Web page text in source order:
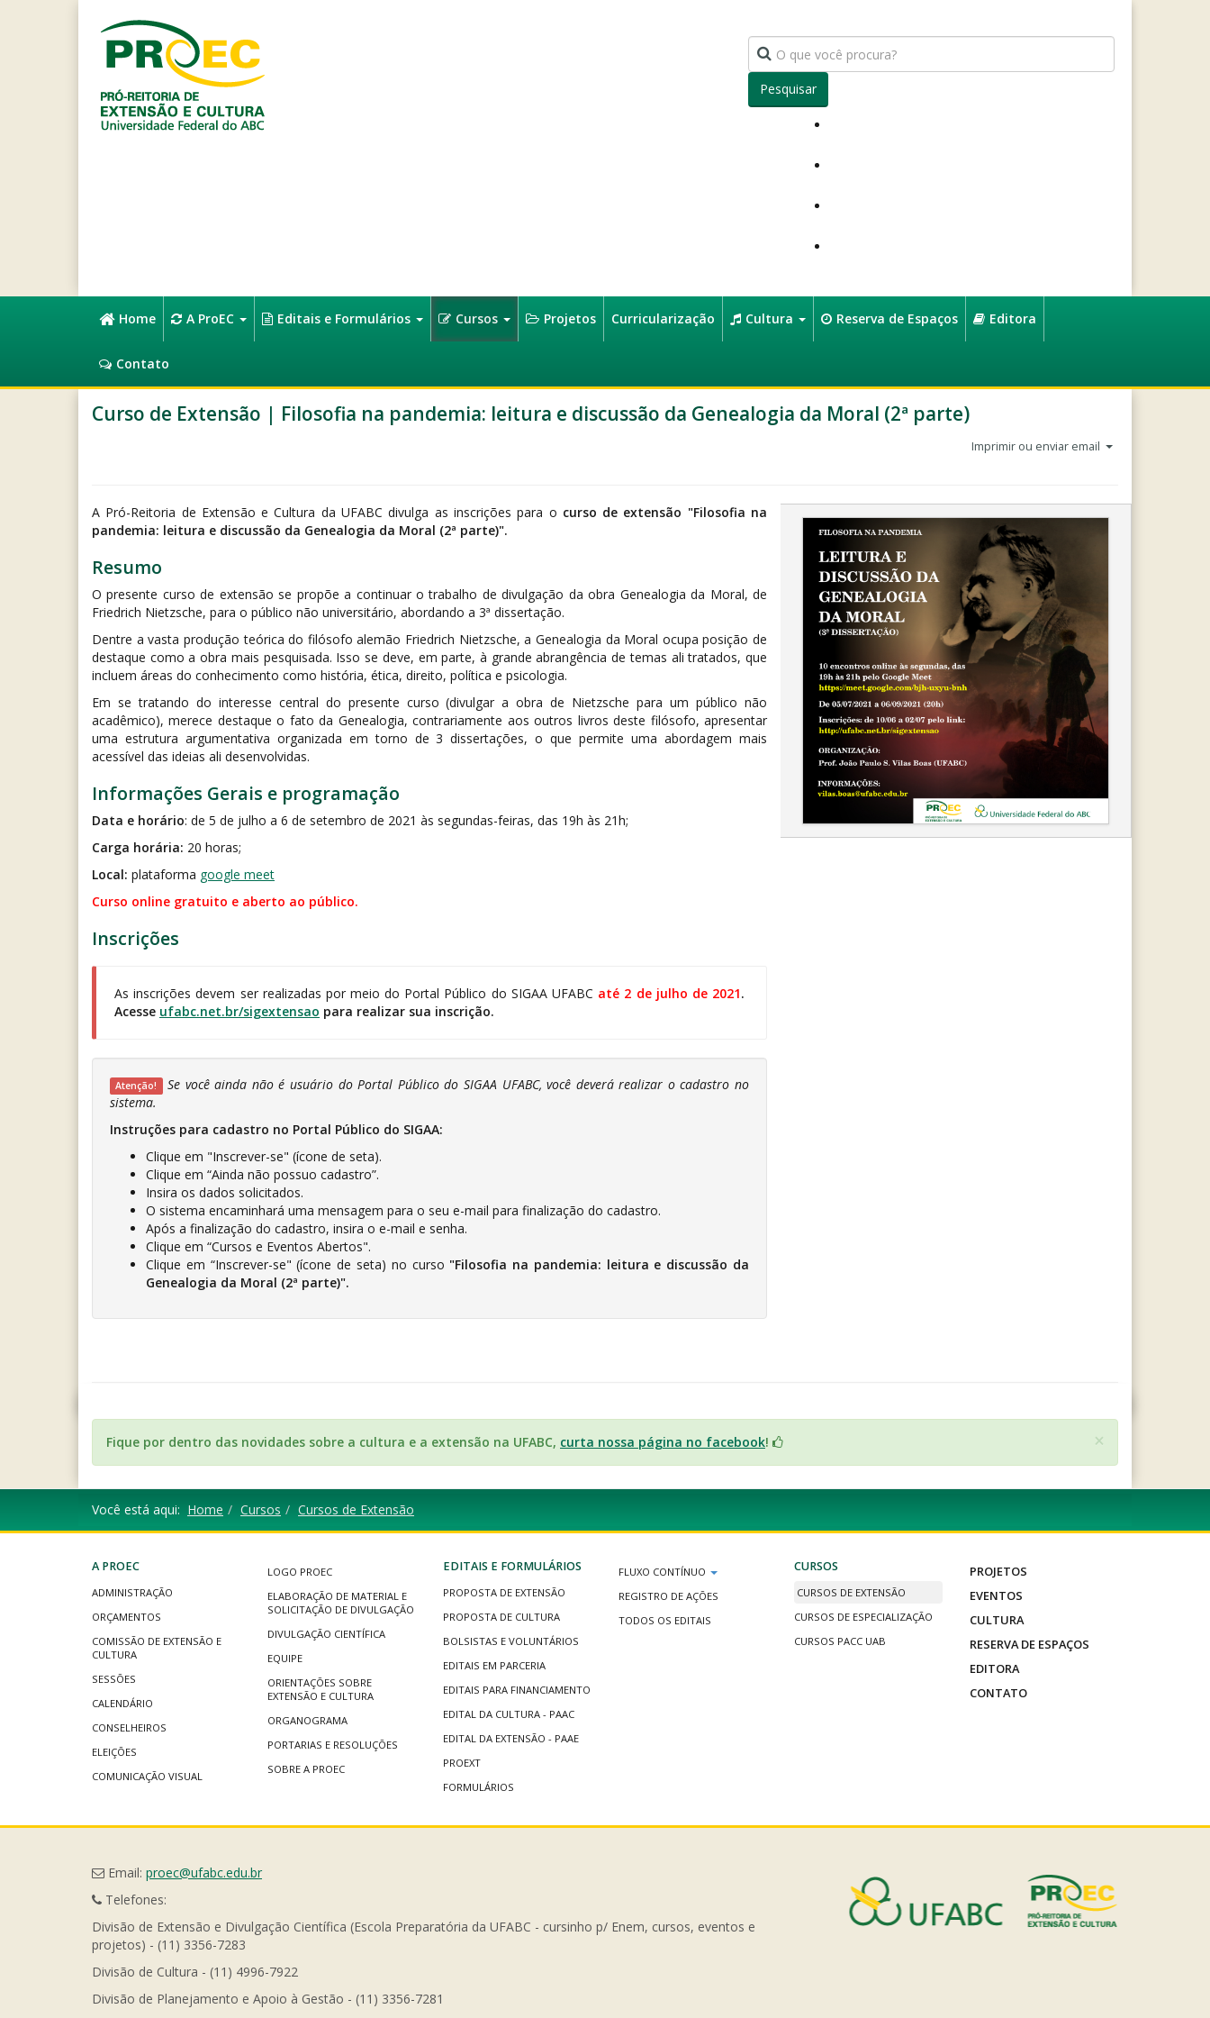
Pesquisar
Home A ProEC Editais e Formulários Cursos Projetos Curricularização Cultura Reserva de Espaços Editora
Contato
Curso de Extensão | Filosofia na pandemia: leitura e discussão da Genealogia da Moral (2ª parte)
Imprimir ou enviar email
A Pró-Reitoria de Extensão e Cultura da UFABC divulga as inscrições para o curso de extensão "Filosofia na
pandemia: leitura e discussão da Genealogia da Moral (2ª parte)".
Resumo
O presente curso de extensão se propõe a continuar o trabalho de divulgação da obra Genealogia da Moral, de
Friedrich Nietzsche, para o público não universitário, abordando a 3ª dissertação.
Dentre a vasta produção teórica do filósofo alemão Friedrich Nietzsche, a Genealogia da Moral ocupa posição de
destaque como a obra mais pesquisada. Isso se deve, em parte, à grande abrangência de temas ali tratados, que
incluem áreas do conhecimento como história, ética, direito, política e psicologia.
Em se tratando do interesse central do presente curso (divulgar a obra de Nietzsche para um público não
acadêmico), merece destaque o fato da Genealogia, contrariamente aos outros livros deste filósofo, apresentar
uma estrutura argumentativa organizada em torno de 3 dissertações, o que permite uma abordagem mais
acessível das ideias ali desenvolvidas.
Informações Gerais e programação
Data e horário: de 5 de julho a 6 de setembro de 2021 às segundas-feiras, das 19h às 21h;
Carga horária: 20 horas;
Local: plataforma google meet
Curso online gratuito e aberto ao público.
Inscrições
As inscrições devem ser realizadas por meio do Portal Público do SIGAA UFABC até 2 de julho de 2021.
Acesse ufabc.net.br/sigextensao para realizar sua inscrição.
Atenção! Se você ainda não é usuário do Portal Público do SIGAA UFABC, você deverá realizar o cadastro no
sistema.
Instruções para cadastro no Portal Público do SIGAA:
Clique em "Inscrever-se" (ícone de seta).
Clique em “Ainda não possuo cadastro”.
Insira os dados solicitados.
O sistema encaminhará uma mensagem para o seu e-mail para finalização do cadastro.
Após a finalização do cadastro, insira o e-mail e senha.
Clique em “Cursos e Eventos Abertos".
Clique em “Inscrever-se" (ícone de seta) no curso "Filosofia na pandemia: leitura e discussão da
Genealogia da Moral (2ª parte)".
×
Fique por dentro das novidades sobre a cultura e a extensão na UFABC, curta nossa página no facebook!
Você está aqui: Home Cursos Cursos de Extensão
A PROEC
ADMINISTRAÇÃO
ORÇAMENTOS
COMISSÃO DE EXTENSÃO E
CULTURA
SESSÕES
CALENDÁRIO
CONSELHEIROS
ELEIÇÕES
COMUNICAÇÃO VISUAL
LOGO PROEC
ELABORAÇÃO DE MATERIAL E
SOLICITAÇÃO DE DIVULGAÇÃO
DIVULGAÇÃO CIENTÍFICA
EQUIPE
ORIENTAÇÕES SOBRE
EXTENSÃO E CULTURA
ORGANOGRAMA
PORTARIAS E RESOLUÇÕES
SOBRE A PROEC
EDITAIS E FORMULÁRIOS
PROPOSTA DE EXTENSÃO
PROPOSTA DE CULTURA
BOLSISTAS E VOLUNTÁRIOS
EDITAIS EM PARCERIA
EDITAIS PARA FINANCIAMENTO
EDITAL DA CULTURA - PAAC
EDITAL DA EXTENSÃO - PAAE
PROEXT
FORMULÁRIOS
FLUXO CONTÍNUO
REGISTRO DE AÇÕES
TODOS OS EDITAIS
CURSOS
CURSOS DE EXTENSÃO
CURSOS DE ESPECIALIZAÇÃO
CURSOS PACC UAB
PROJETOS
EVENTOS
CULTURA
RESERVA DE ESPAÇOS
EDITORA
CONTATO
Email: proec@ufabc.edu.br
Telefones:
Divisão de Extensão e Divulgação Científica (Escola Preparatória da UFABC - cursinho p/ Enem, cursos, eventos e
projetos) - (11) 3356-7283
Divisão de Cultura - (11) 4996-7922
Divisão de Planejamento e Apoio à Gestão - (11) 3356-7281